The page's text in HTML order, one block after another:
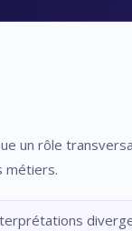
un rôle
métiers.